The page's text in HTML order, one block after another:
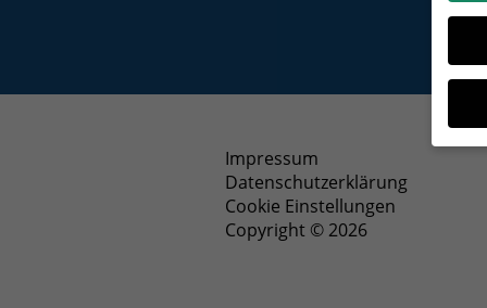
Impressum
Datenschutzerklärung
Cookie Einstellungen
Copyright © 2026